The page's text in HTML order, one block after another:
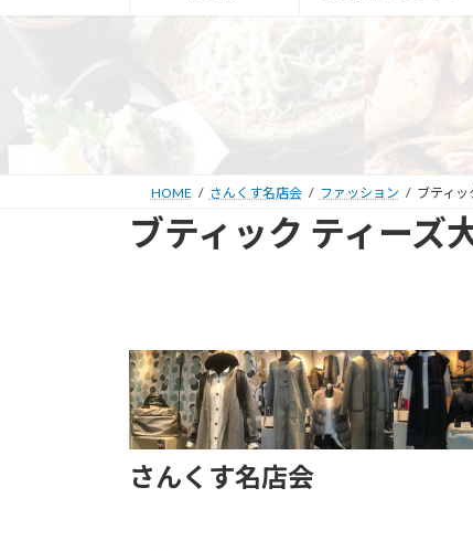
HOME さんくす名店会 ファッション ブティッ
ブティック ティーズ
さんくす名店会